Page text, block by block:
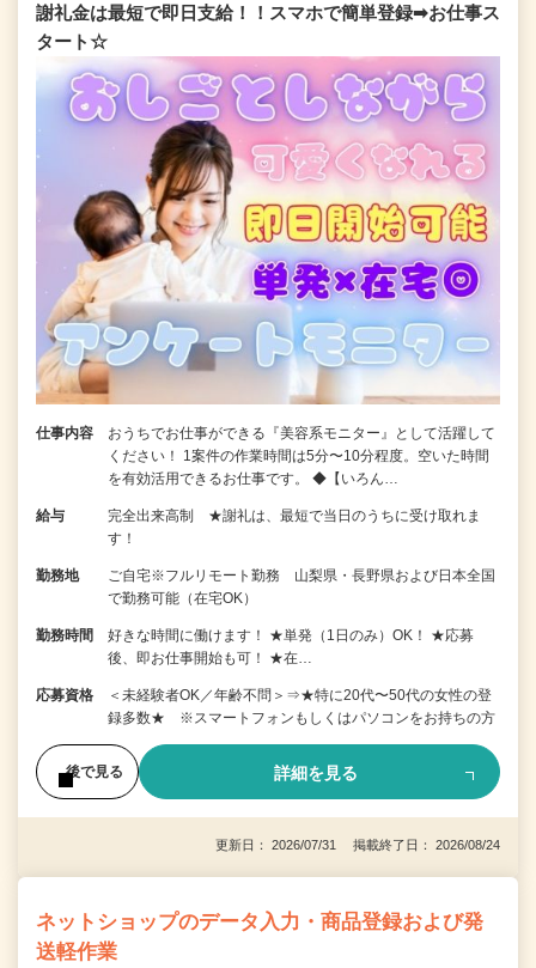
謝礼金は最短で即日支給！！スマホで簡単登録➡お仕事ス
タート☆
仕事内容
おうちでお仕事ができる『美容系モニター』として活躍して
ください！ 1案件の作業時間は5分〜10分程度。空いた時間
を有効活用できるお仕事です。 ◆【いろん…
給与
完全出来高制 ★謝礼は、最短で当日のうちに受け取れま
す！
勤務地
ご自宅※フルリモート勤務 山梨県・長野県および日本全国
で勤務可能（在宅OK）
勤務時間
好きな時間に働けます！ ★単発（1日のみ）OK！ ★応募
後、即お仕事開始も可！ ★在…
応募資格
＜未経験者OK／年齢不問＞⇒★特に20代〜50代の女性の登
録多数★ ※スマートフォンもしくはパソコンをお持ちの方
後で見る 詳細を見る
更新日： 2026/07/31 掲載終了日： 2026/08/24
ネットショップのデータ入力・商品登録および発
送軽作業